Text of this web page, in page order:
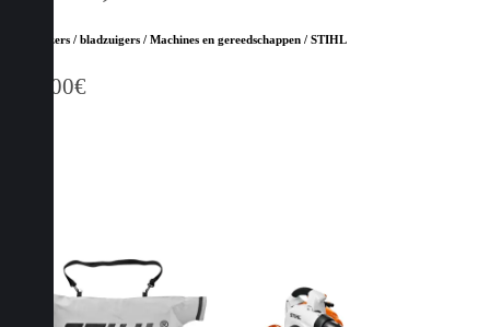
Bladblazers / bladzuigers / Machines en gereedschappen / STIHL
849,00€